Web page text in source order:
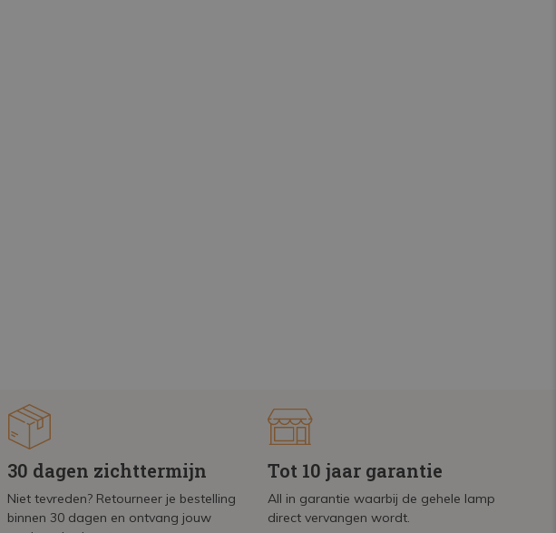
30 dagen zichttermijn
Niet tevreden? Retourneer je bestelling
binnen 30 dagen en ontvang jouw
Tot 10 jaar garantie
All in garantie waarbij de gehele lamp
direct vervangen wordt.